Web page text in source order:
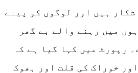
شکار ہیں اور لوگوں کو پینے
میں رہنے والے بے گھر
رپورٹ میں کہا گیا ہے کہ
خوراک کی قلت اور بھوک